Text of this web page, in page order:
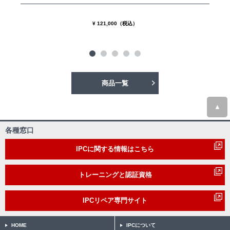
¥ 121,000（税込）
商品一覧
▲
各種窓口
IPCに関する情報はこちら
トレーニングと認証資格
IPCリペア専門サイト
HOME IPCについて